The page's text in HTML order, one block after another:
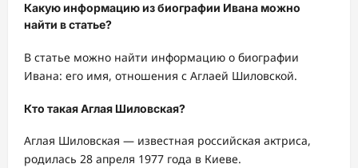
Какую информацию из биографии Ивана можно
найти в статье?
В статье можно найти информацию о биографии
Ивана: его имя, отношения с Аглаей Шиловской.
Кто такая Аглая Шиловская?
Аглая Шиловская — известная российская актриса,
родилась 28 апреля 1977 года в Киеве.